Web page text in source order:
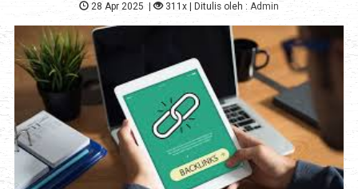
28 Apr 2025 | 311x| Ditulis oleh : Admin